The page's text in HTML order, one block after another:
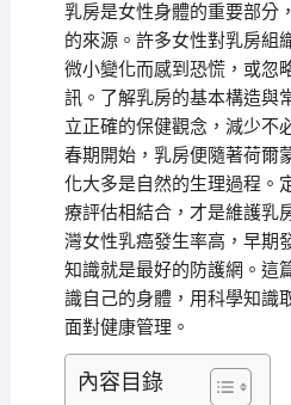
乳房是女性身體的重要部分
的來源。許多女性對乳房組
微小變化而感到恐慌，或忽
訊。了解乳房的基本構造與
立正確的保健觀念，減少不
春期開始，乳房便隨著荷爾
化大多是自然的生理過程。
療評估相結合，才是維護乳
灣女性乳癌發生率高，早期
知識就是最好的防護網。這
識自己的身體，用科學知識
面對健康管理。
內容目錄